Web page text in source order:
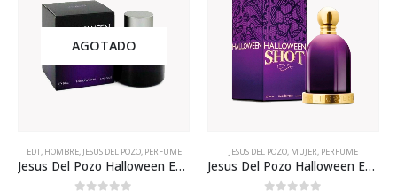
AGOTADO
EDT, HOMBRE, JESUS DEL POZO, PERFUME
Jesus Del Pozo Halloween Edt 50ml Para Hombre
JESUS DEL POZO, MUJER, PERFUME
Jesus Del Pozo Halloween Edt Shot 100ml Para Mujer